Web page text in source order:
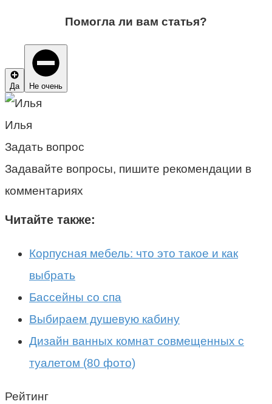
Помогла ли вам статья?
Да Не очень
Илья
Задать вопрос
Задавайте вопросы, пишите рекомендации в
комментариях
Читайте также:
Корпусная мебель: что это такое и как
выбрать
Бассейны со спа
Выбираем душевую кабину
Дизайн ванных комнат совмещенных с
туалетом (80 фото)
Рейтинг